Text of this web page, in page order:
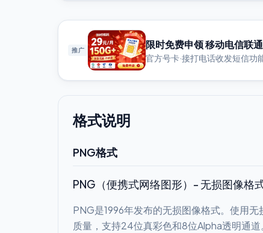
推广 限时免费申领 移动电信联
官方号卡·接打电话收发短信功
格式说明
PNG格式
PNG（便携式网络图形）- 无损图像格
PNG是1996年发布的无损图像格式。使用
质量，支持24位真彩色和8位Alpha透明通道